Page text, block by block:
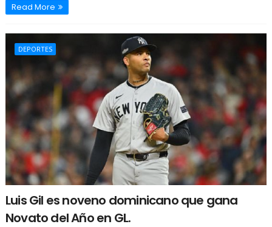
Read More
DEPORTES
Luis Gil es noveno dominicano que gana
Novato del Año en GL.